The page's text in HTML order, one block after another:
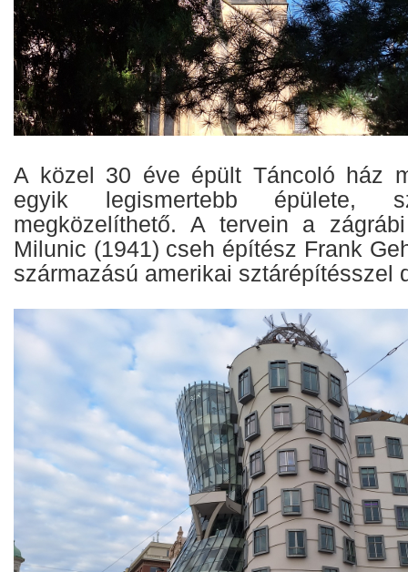
A közel 30 éve épült Táncoló ház
egyik legismertebb épülete,
megközelíthető. A tervein a
Milunic (1941) cseh építész Frank
származású amerikai sztárépítésszel